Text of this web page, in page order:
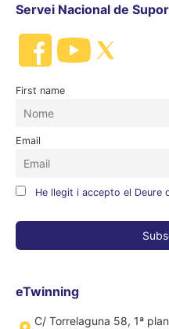
Servei Nacional de
First name
Email
He llegit i accepto el Deure
eTwinning
C/ Torrelaguna 58, 1ª